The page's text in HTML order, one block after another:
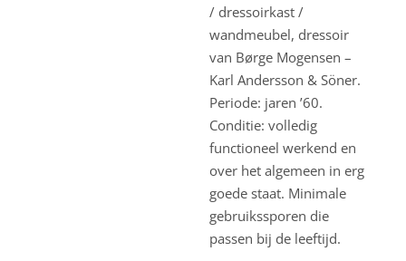
/ dressoirkast /
wandmeubel, dressoir
van Børge Mogensen –
Karl Andersson & Söner.
Periode: jaren ’60.
Conditie: volledig
functioneel werkend en
over het algemeen in erg
goede staat. Minimale
gebruikssporen die
passen bij de leeftijd.